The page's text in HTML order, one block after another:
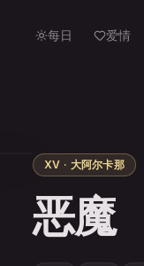
每日 爱情
XV · 大阿尔卡那
恶魔